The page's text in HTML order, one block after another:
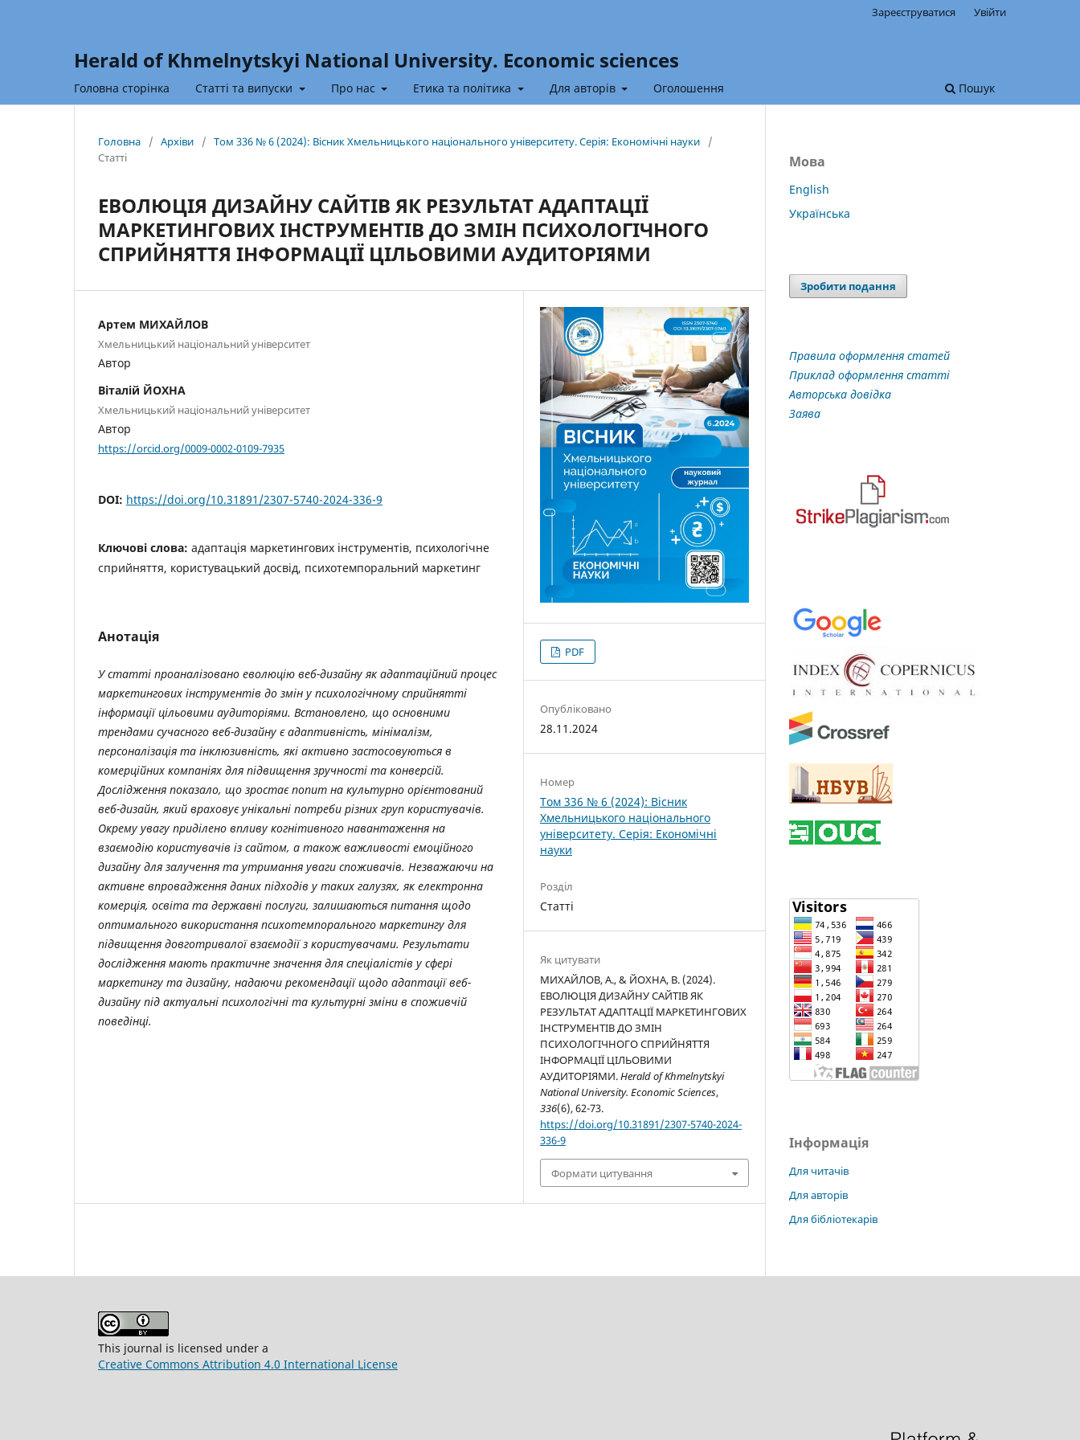
Herald of Khmelnytskyi National University. Economic sciences
Головна сторінка Статті та випуски Про нас Етика та політика Для авторів Оголошення Пошук
Зареєструватися Увійти
Головна / Архіви / Том 336 № 6 (2024): Вісник Хмельницького національного університету. Серія: Економічні науки
/
Статті
ЕВОЛЮЦІЯ ДИЗАЙНУ САЙТІВ ЯК РЕЗУЛЬТАТ АДАПТАЦІЇ
МАРКЕТИНГОВИХ ІНСТРУМЕНТІВ ДО ЗМІН ПСИХОЛОГІЧНОГО
СПРИЙНЯТТЯ ІНФОРМАЦІЇ ЦІЛЬОВИМИ АУДИТОРІЯМИ
Артем МИХАЙЛОВ
Хмельницький національний університет
Автор
Віталій ЙОХНА
Хмельницький національний університет
Автор
https://orcid.org/0009-0002-0109-7935
DOI: https://doi.org/10.31891/2307-5740-2024-336-9
Ключові слова: адаптація маркетингових інструментів, психологічне
сприйняття, користувацький досвід, психотемпоральний маркетинг
Анотація
У статті проаналізовано еволюцію веб-дизайну як адаптаційний процес
маркетингових інструментів до змін у психологічному сприйнятті
інформації цільовими аудиторіями. Встановлено, що основними
трендами сучасного веб-дизайну є адаптивність, мінімалізм,
персоналізація та інклюзивність, які активно застосовуються в
комерційних компаніях для підвищення зручності та конверсій.
Дослідження показало, що зростає попит на культурно орієнтований
веб-дизайн, який враховує унікальні потреби різних груп користувачів.
Окрему увагу приділено впливу когнітивного навантаження на
взаємодію користувачів із сайтом, а також важливості емоційного
дизайну для залучення та утримання уваги споживачів. Незважаючи на
активне впровадження даних підходів у таких галузях, як електронна
комерція, освіта та державні послуги, залишаються питання щодо
оптимального використання психотемпорального маркетингу для
підвищення довготривалої взаємодії з користувачами. Результати
дослідження мають практичне значення для спеціалістів у сфері
маркетингу та дизайну, надаючи рекомендації щодо адаптації веб-
дизайну під актуальні психологічні та культурні зміни в споживчій
поведінці.
PDF
Опубліковано
28.11.2024
Номер
Том 336 № 6 (2024): Вісник
Хмельницького національного
університету. Серія: Економічні
науки
Розділ
Статті
Як цитувати
МИХАЙЛОВ, А., & ЙОХНА, В. (2024).
ЕВОЛЮЦІЯ ДИЗАЙНУ САЙТІВ ЯК
РЕЗУЛЬТАТ АДАПТАЦІЇ МАРКЕТИНГОВИХ
ІНСТРУМЕНТІВ ДО ЗМІН
ПСИХОЛОГІЧНОГО СПРИЙНЯТТЯ
ІНФОРМАЦІЇ ЦІЛЬОВИМИ
АУДИТОРІЯМИ.Herald of Khmelnytskyi
National University. Economic Sciences,
336(6), 62-73.
https://doi.org/10.31891/2307-5740-2024-
336-9
Формати цитування
Мова
English
Українська
Зробити подання
Правила оформлення статей
Приклад оформлення статті
Авторська довідка
Заява
Інформація
Для читачів
Для авторів
Для бібліотекарів
This journal is licensed under a
Creative Commons Attribution 4.0 International License